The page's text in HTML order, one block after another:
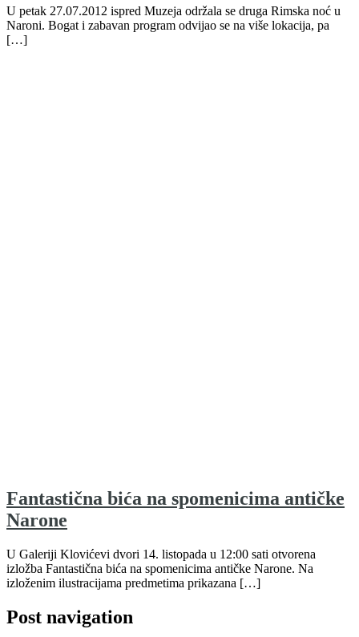
U petak 27.07.2012 ispred Muzeja održala se druga Rimska noć u
Naroni. Bogat i zabavan program odvijao se na više lokacija, pa
[…]
Fantastična bića na spomenicima antičke
Narone
U Galeriji Klovićevi dvori 14. listopada u 12:00 sati otvorena
izložba Fantastična bića na spomenicima antičke Narone. Na
izloženim ilustracijama predmetima prikazana […]
Post navigation